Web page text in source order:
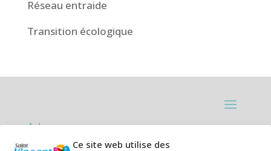
Ce site web utilise des
Réseau entraide
Transition écologique
Adresses: